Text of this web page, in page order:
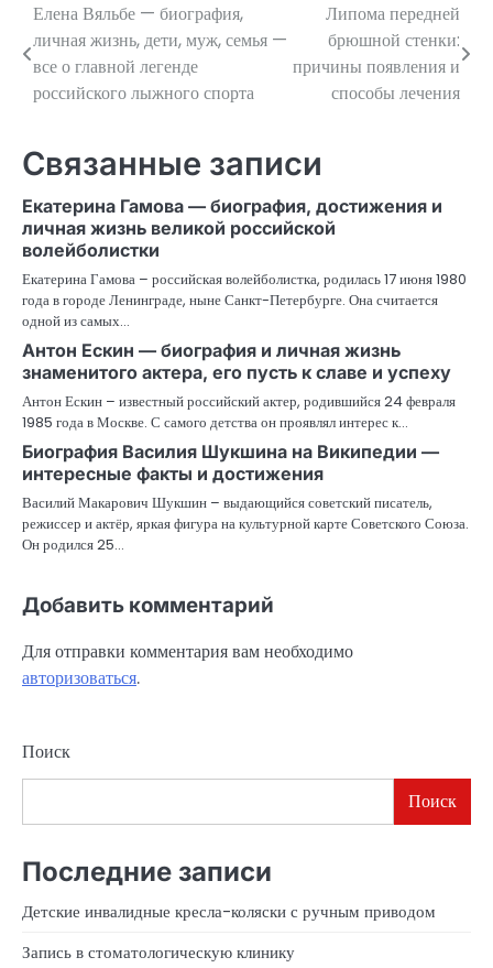
Навигация
по
записям
Елена Вяльбе — биография,
личная жизнь, дети, муж, семья —
все о главной легенде
российского лыжного спорта
Липома передней
брюшной стенки:
причины появления и
способы лечения
Связанные записи
Екатерина Гамова — биография, достижения и
личная жизнь великой российской
волейболистки
Екатерина Гамова – российская волейболистка, родилась 17 июня 1980
года в городе Ленинграде, ныне Санкт-Петербурге. Она считается
одной из самых…
Антон Ескин — биография и личная жизнь
знаменитого актера, его пусть к славе и успеху
Антон Ескин – известный российский актер, родившийся 24 февраля
1985 года в Москве. С самого детства он проявлял интерес к…
Биография Василия Шукшина на Википедии —
интересные факты и достижения
Василий Макарович Шукшин – выдающийся советский писатель,
режиссер и актёр, яркая фигура на культурной карте Советского Союза.
Он родился 25…
Добавить комментарий
Для отправки комментария вам необходимо
авторизоваться.
Поиск
Поиск
Последние записи
Детские инвалидные кресла-коляски с ручным приводом
Запись в стоматологическую клинику